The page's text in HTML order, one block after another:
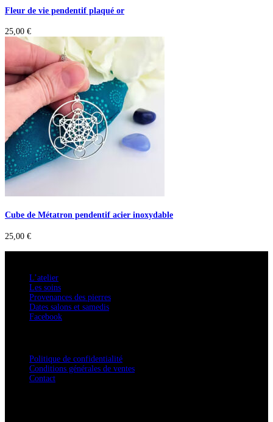
Fleur de vie pendentif plaqué or
25,00 €
Cube de Métatron pendentif acier inoxydable
25,00 €
L’atelier
Les soins
Provenances des pierres
Dates salons et samedis
Facebook
Politique de confidentialité
Conditions générales de ventes
Contact